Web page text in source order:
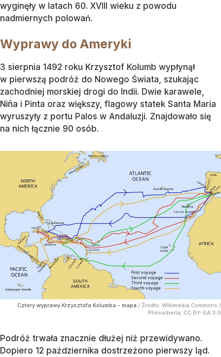
wyginęły w latach 60. XVIII wieku z powodu
nadmiernych polowań.
Wyprawy do Ameryki
3 sierpnia 1492 roku Krzysztof Kolumb wypłynął
w pierwszą podróż do Nowego Świata, szukając
zachodniej morskiej drogi do Indii. Dwie karawele,
Niña i Pinta oraz większy, flagowy statek Santa Maria
wyruszyły z portu Palos w Andaluzji. Znajdowało się
na nich łącznie 90 osób.
Cztery wyprawy Krzysztofa Kolumba - mapa / Źródło: Wikimedia Commons /
Phirosiberia, CC BY-SA 3.0
Podróż trwała znacznie dłużej niż przewidywano.
Dopiero 12 października dostrzeżono pierwszy ląd.